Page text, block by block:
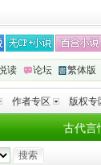
读 论坛 繁体版
作者专区 版权专
古代言